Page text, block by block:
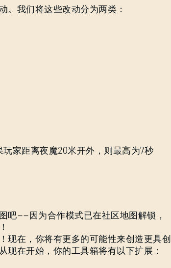
。我们将这些改动分为两类：
家距离夜魔20米开外，则最高为7秒
吧——因为合作模式已在社区地图解锁，
现在，你将有更多的可能性来创造更具创
现在开始，你的工具箱将有以下扩展：
箱地址